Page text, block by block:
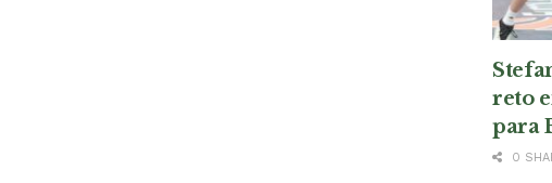
reto
para
0